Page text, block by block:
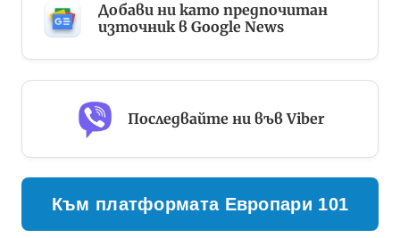
Добави ни като предпочитан
източник в Google News
Последвайте ни във Viber
Към платформата Европари 101